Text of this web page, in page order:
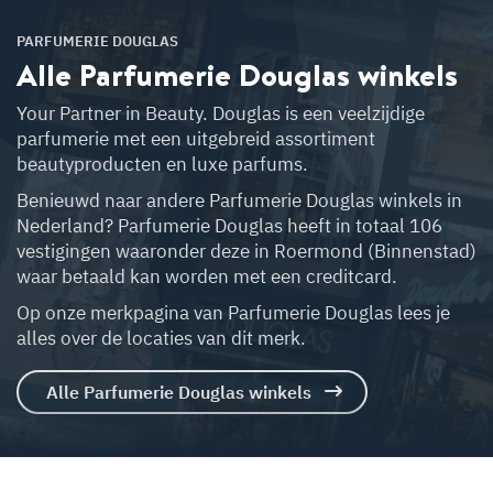
PARFUMERIE DOUGLAS
Alle Parfumerie Douglas winkels
Your Partner in Beauty. Douglas is een veelzijdige
parfumerie met een uitgebreid assortiment
beautyproducten en luxe parfums.
Benieuwd naar andere Parfumerie Douglas winkels in
Nederland? Parfumerie Douglas heeft in totaal 106
vestigingen waaronder deze in Roermond (Binnenstad)
waar betaald kan worden met een creditcard.
Op onze merkpagina van Parfumerie Douglas lees je
alles over de locaties van dit merk.
Alle Parfumerie Douglas winkels